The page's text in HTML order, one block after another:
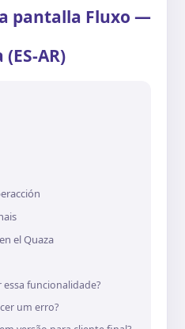
pantalla Fluxo —
AR)
el Quaza
funcionalidade?
um erro?